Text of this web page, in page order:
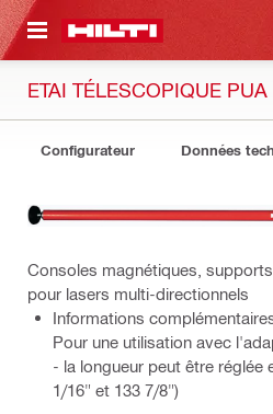
CONTENT
ETAI TÉLESCOPIQUE PUA
Configurateur Données
Consoles magnétiques,
pour lasers multi-directionnels
Informations
Pour une utilisation avec
- la longueur peut être réglée
1/16" et 133 7/8")